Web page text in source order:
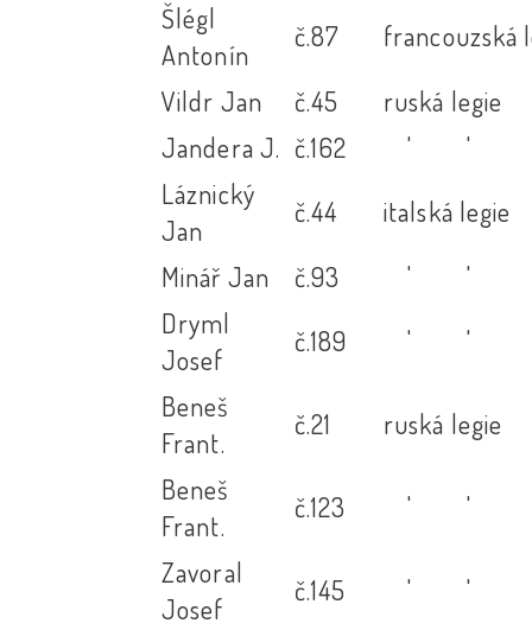
Šlégl
Antonín
č.87
francouzská
Vildr Jan
č.45
ruská legie
Jandera J. č.162
' '
Láznický
Jan
č.44
italská legie
Minář Jan
č.93
' '
Dryml
Josef
č.189
' '
Beneš
Frant.
č.21
ruská legie
Beneš
Frant.
č.123
' '
Zavoral
Josef
č.145
' '